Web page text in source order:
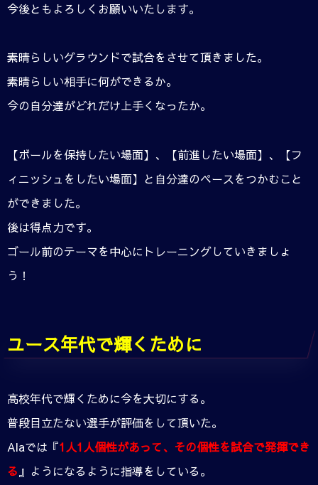
今後ともよろしくお願いいたします。
素晴らしいグラウンドで試合をさせて頂きました。
素晴らしい相手に何ができるか。
今の自分達がどれだけ上手くなったか。
【ボールを保持したい場面】、【前進したい場面】、【フ
ィニッシュをしたい場面】と自分達のペースをつかむこと
ができました。
後は得点力です。
ゴール前のテーマを中心にトレーニングしていきましょ
う！
ユース年代で輝くために
高校年代で輝くために今を大切にする。
普段目立たない選手が評価をして頂いた。
Alaでは『1人1人個性があって、その個性を試合で発揮でき
る 』ようになるように指導をしている。